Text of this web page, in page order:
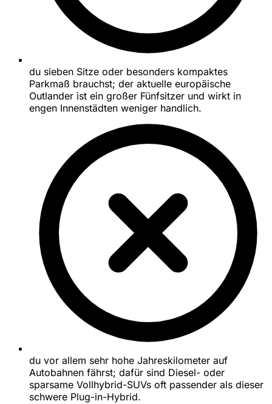
du sieben Sitze oder besonders kompaktes
Parkmaß brauchst; der aktuelle europäische
Outlander ist ein großer Fünfsitzer und wirkt in
engen Innenstädten weniger handlich.
du vor allem sehr hohe Jahreskilometer auf
Autobahnen fährst; dafür sind Diesel- oder
sparsame Vollhybrid-SUVs oft passender als dieser
schwere Plug-in-Hybrid.